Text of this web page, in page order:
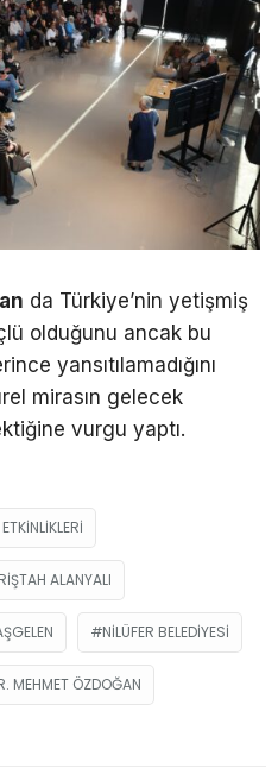
da Türkiye’nin yetişmiş
olduğunu ancak bu
yansıtılamadığını
mirasın gelecek
vurgu yaptı.
ALANYALI
NILÜFER BELEDIYESI
MEHMET ÖZDOĞAN